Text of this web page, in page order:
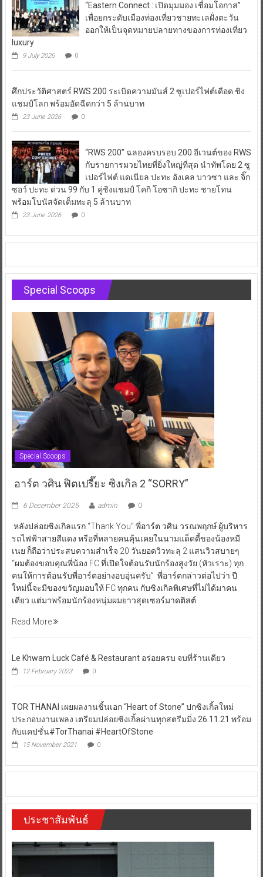
“Eastern Connect : เปิดมุมมอง เชื่อมโอกาส”
เพื่อยกระดับเมืองท่องเที่ยวชายทะเลฝั่งตะวัน
ออกให้เป็นจุดหมายปลายทางของการท่องเที่ยว
luxury
9 July 2026 0
ศึกประวัติศาสตร์ RWS 200 ระเบิดความมันส์ 2 ซูเปอร์ไฟต์เดือด ชิง
แชมป์โลก พร้อมอัดฉีดกว่า 5 ล้านบาท
23 June 2026 0
“RWS 200” ฉลองครบรอบ 200 อีเวนต์ของ RWS
กับรายการมวยไทยที่ยิ่งใหญ่ที่สุด นำทัพโดย 2 ซู
เปอร์ไฟต์ แดเนียล ปะทะ อังเคล บาวซา และ จิ๊ก
ซอว์ ปะทะ ด่วน 99 กับ 1 คู่ชิงแชมป์ โคกิ โอซากิ ปะทะ ชายโทน
พร้อมโบนัสจัดเต็มทะลุ 5 ล้านบาท
23 June 2026 0
Special Scoops
Special Scoops
อาร์ต วศิน ฟิตเปรี๊ยะ ซิงเกิล 2 “SORRY”
6 December 2025 admin 0
หลังปล่อยซิงเกิลแรก “Thank You” พี่อาร์ต วศิน วรณพฤกษ์ ผู้บริหาร
รถไฟฟ้าสายสีแดง หรือที่หลายคนคุ้นเคยในนามแด็ดดี้ของน้องหมี
เนย ก็ถือว่าประสบความสำเร็จ 20 วันยอดวิวทะลุ 2 แสนวิวสบายๆ
“ผมต้องขอบคุณพี่น้อง FC ที่เปิดใจต้อนรับนักร้องสูงวัย (หัวเราะ) ทุก
คนให้การต้อนรับพี่อาร์ตอย่างอบอุ่นครับ” พี่อาร์ตกล่าวต่อไปว่า ปี
ใหม่นี้จะมีของขวัญมอบให้ FC ทุกคน กับซิงเกิลพิเศษที่ไม่ได้มาคน
เดียว แต่มาพร้อมนักร้องหนุ่มผมยาวสุดเซอร์มาดติสต์
Read More
Le Khwam Luck Café & Restaurant อร่อยครบ จบที่ร้านเดียว
12 February 2023 0
TOR THANAI เผยผลงานชิ้นเอก “Heart of Stone” ปกซิงเกิ้ลใหม่
ประกอบงานเพลง เตรียมปล่อยซิงเกิ้ลผ่านทุกสตรีมมิ่ง 26.11.21 พร้อม
กับแคปชั่น#TorThanai #HeartOfStone
15 November 2021 0
ประชาสัมพันธ์